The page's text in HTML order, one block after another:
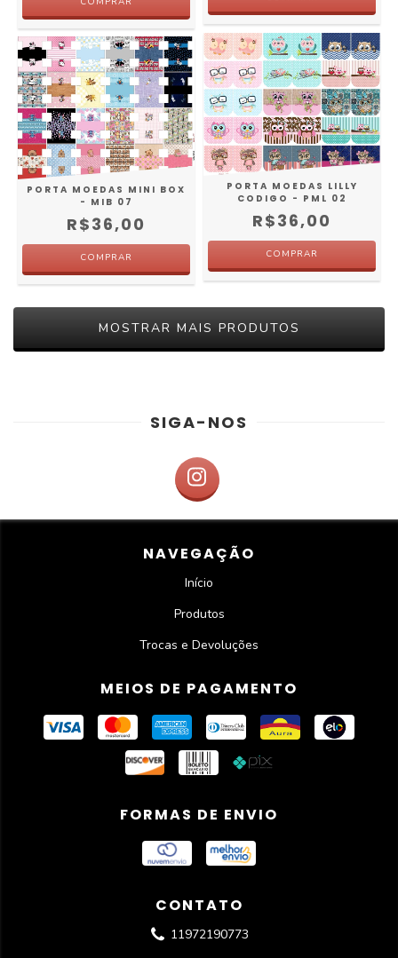
PORTA MOEDAS MINI BOX
- MIB 07
R$36,00
PORTA MOEDAS LILLY
CODIGO - PML 02
R$36,00
MOSTRAR MAIS PRODUTOS
SIGA-NOS
NAVEGAÇÃO
Início
Produtos
Trocas e Devoluções
MEIOS DE PAGAMENTO
FORMAS DE ENVIO
CONTATO
11972190773